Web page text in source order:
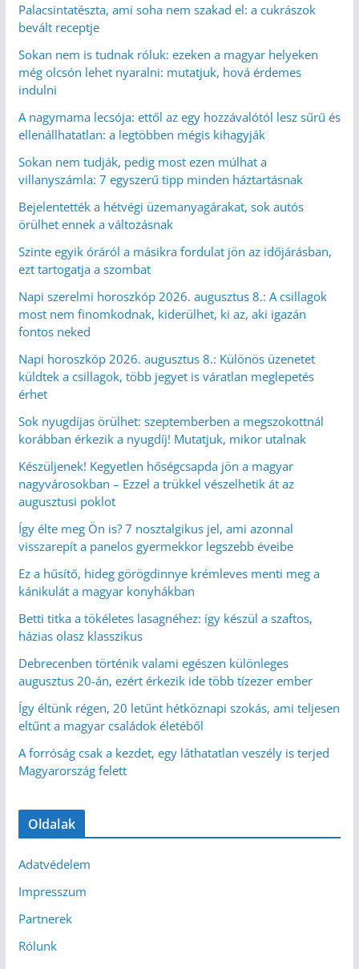
Palacsintatészta, ami soha nem szakad el: a cukrászok
bevált receptje
Sokan nem is tudnak róluk: ezeken a magyar helyeken
még olcsón lehet nyaralni: mutatjuk, hová érdemes
indulni
A nagymama lecsója: ettől az egy hozzávalótól lesz sűrű és
ellenállhatatlan: a legtöbben mégis kihagyják
Sokan nem tudják, pedig most ezen múlhat a
villanyszámla: 7 egyszerű tipp minden háztartásnak
Bejelentették a hétvégi üzemanyagárakat, sok autós
örülhet ennek a változásnak
Szinte egyik óráról a másikra fordulat jön az időjárásban,
ezt tartogatja a szombat
Napi szerelmi horoszkóp 2026. augusztus 8.: A csillagok
most nem finomkodnak, kiderülhet, ki az, aki igazán
fontos neked
Napi horoszkóp 2026. augusztus 8.: Különös üzenetet
küldtek a csillagok, több jegyet is váratlan meglepetés
érhet
Sok nyugdíjas örülhet: szeptemberben a megszokottnál
korábban érkezik a nyugdíj! Mutatjuk, mikor utalnak
Készüljenek! Kegyetlen hőségcsapda jön a magyar
nagyvárosokban – Ezzel a trükkel vészelhetik át az
augusztusi poklot
Így élte meg Ön is? 7 nosztalgikus jel, ami azonnal
visszarepít a panelos gyermekkor legszebb éveibe
Ez a hűsítő, hideg görögdinnye krémleves menti meg a
kánikulát a magyar konyhákban
Betti titka a tökéletes lasagnéhez: így készül a szaftos,
házias olasz klasszikus
Debrecenben történik valami egészen különleges
augusztus 20-án, ezért érkezik ide több tízezer ember
Így éltünk régen, 20 letűnt hétköznapi szokás, ami teljesen
eltűnt a magyar családok életéből
A forróság csak a kezdet, egy láthatatlan veszély is terjed
Magyarország felett
Oldalak
Adatvédelem
Impresszum
Partnerek
Rólunk